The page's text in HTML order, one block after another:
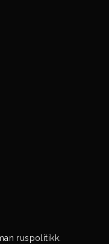
ruspolitikk.